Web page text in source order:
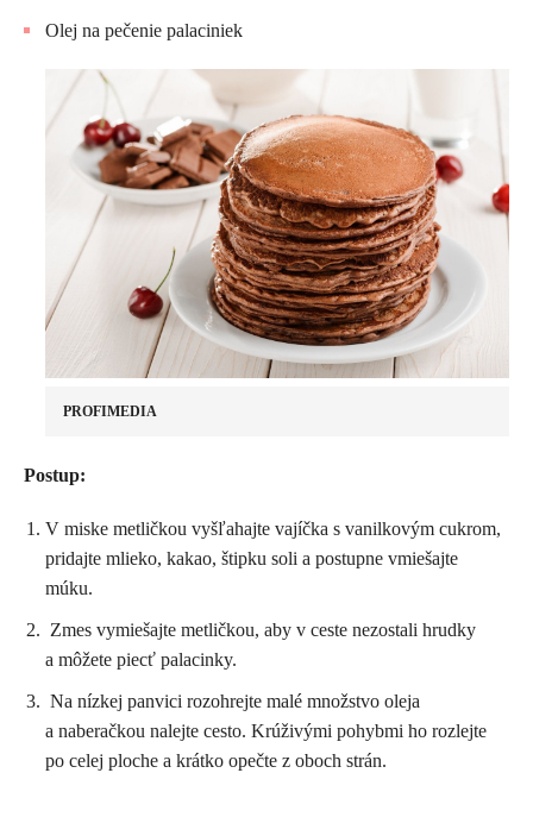
Olej na pečenie palaciniek
PROFIMEDIA
Postup:
V miske metličkou vyšľahajte vajíčka s vanilkovým cukrom,
pridajte mlieko, kakao, štipku soli a postupne vmiešajte
múku.
Zmes vymiešajte metličkou, aby v ceste nezostali hrudky
a môžete piecť palacinky.
Na nízkej panvici rozohrejte malé množstvo oleja
a naberačkou nalejte cesto. Krúživými pohybmi ho rozlejte
po celej ploche a krátko opečte z oboch strán.